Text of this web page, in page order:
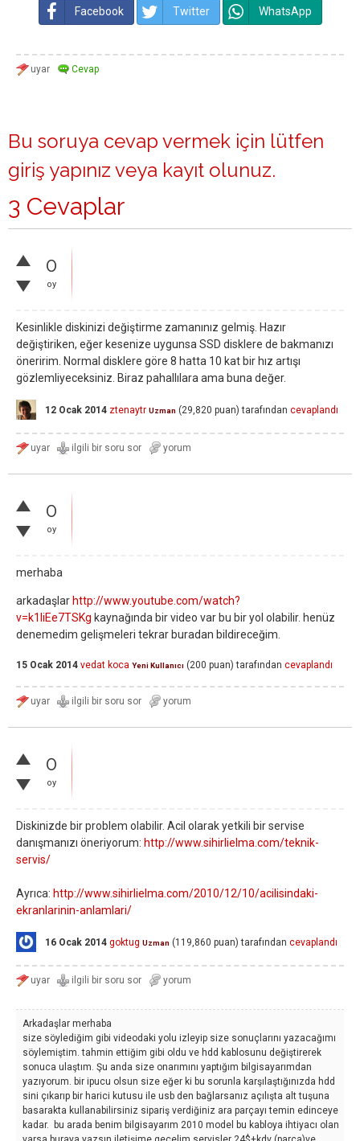
Facebook Twitter WhatsApp
Bu soruya cevap vermek için lütfen
giriş yapınız veya kayıt olunuz.
3 Cevaplar
0
oy
Kesinlikle diskinizi değiştirme zamanınız gelmiş. Hazır
değiştiriken, eğer kesenize uygunsa SSD disklere de bakmanızı
öneririm. Normal disklere göre 8 hatta 10 kat bir hız artışı
gözlemliyeceksiniz. Biraz pahallılara ama buna değer.
12 Ocak 2014 ztenaytr Uzman (29,820 puan) tarafından cevaplandı
0
oy
merhaba
arkadaşlar http://www.youtube.com/watch?
v=k1IiEe7TSKg kaynağında bir video var bu bir yol olabilir. henüz
denemedim gelişmeleri tekrar buradan bildireceğim.
15 Ocak 2014 vedat koca Yeni Kullanıcı (200 puan) tarafından cevaplandı
0
oy
Diskinizde bir problem olabilir. Acil olarak yetkili bir servise
danışmanızı öneriyorum: http://www.sihirlielma.com/teknik-
servis/
Ayrıca: http://www.sihirlielma.com/2010/12/10/acilisindaki-
ekranlarinin-anlamlari/
16 Ocak 2014 goktug Uzman (119,860 puan) tarafından cevaplandı
Arkadaşlar merhaba
size söylediğim gibi videodaki yolu izleyip size sonuçlarını yazacağımı
söylemiştim. tahmin ettiğim gibi oldu ve hdd kablosunu değiştirerek
sonuca ulaştım. Şu anda size onarımını yaptığım bilgisayarımdan
yazıyorum. bir ipucu olsun size eğer ki bu sorunla karşılaştığınızda hdd
sini çıkarıp bir harici kutusu ile usb den bağlarsanız açılışta alt tuşuna
basarakta kullanabilirsiniz sipariş verdiğiniz ara parçayı temin edinceye
kadar. bu arada benim bilgisayarım 2010 model bu kabloya ihtiyacı olan